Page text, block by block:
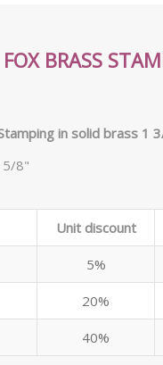
BRASS
in solid brass 1
5/8"
Unit discount
5%
20%
40%